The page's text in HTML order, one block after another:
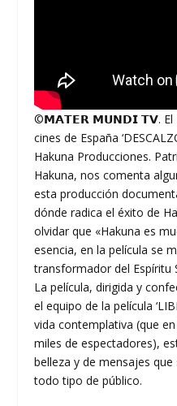
©𝗠𝗔𝗧𝗘𝗥 𝗠𝗨𝗡𝗗𝗜 𝗧𝗩. El 14
cines de España
Hakuna Producciones.
Hakuna, nos comenta
esta producción
dónde radica el éxito de
olvidar que «Hakuna es
esencia, en la película se
transformador del Espíritu
La película, dirigida y
el equipo de la película
vida contemplativa (que
miles de espectadores),
belleza y de mensajes
todo tipo de público.